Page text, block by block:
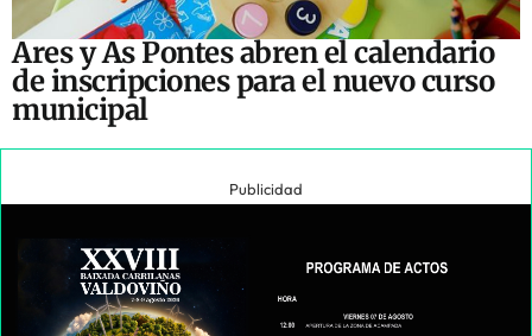
Ares y As Pontes abren el calendario
de inscripciones para el nuevo curso
municipal
Publicidad